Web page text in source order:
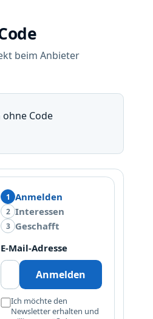
beim Anbieter
Code
1 Anmelden
2 Interessen
3 Geschafft
E-Mail-Adresse
Anmelden
Ich möchte den
Newsletter erhalten und